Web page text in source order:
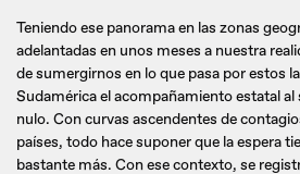
Teniendo ese panorama en las zonas
adelantadas en unos meses a nuestra
de sumergirnos en lo que pasa por estos
Sudamérica el acompañamiento estatal al
nulo. Con curvas ascendentes de
países, todo hace suponer que la espera
bastante más. Con ese contexto, se